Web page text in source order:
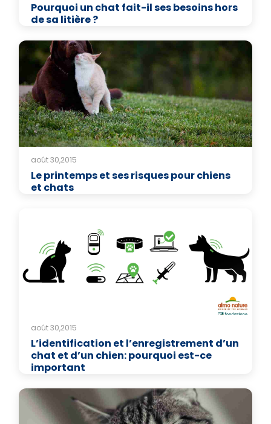
Pourquoi un chat fait-il ses besoins hors
de sa litière ?
août 30,2015
Le printemps et ses risques pour chiens
et chats
août 30,2015
L’identification et l’enregistrement d’un
chat et d’un chien: pourquoi est-ce
important